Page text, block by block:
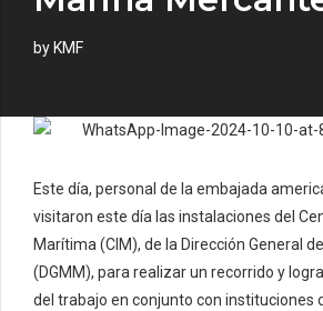
by KMF
Este día, personal de la embajada
visitaron este día las instalaciones del
Marítima (CIM), de la Dirección General
(DGMM), para realizar un recorrido y
del trabajo en conjunto con instituciones